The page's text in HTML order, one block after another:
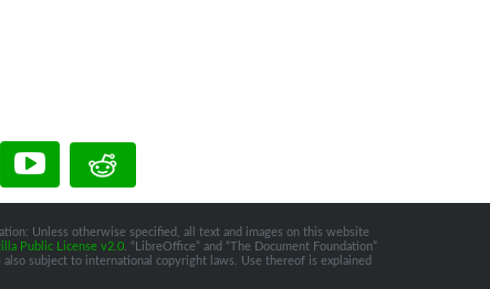
Unless otherwise specified, all text and images on this website
Public License v2.0 . “LibreOffice” and “The Document Foundation”
subject to international copyright laws. Use thereof is explained